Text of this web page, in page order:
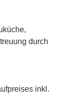
durch
inkl.